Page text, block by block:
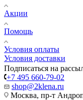
Акции
Помощь
Условия оплаты
Условия доставки
Подписаться на
+7 495 660-79-02
shop@2klena.ru
Москва, пр-т